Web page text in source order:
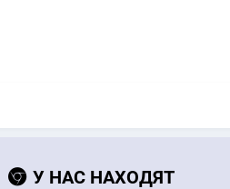
У НАС НАХОДЯТ